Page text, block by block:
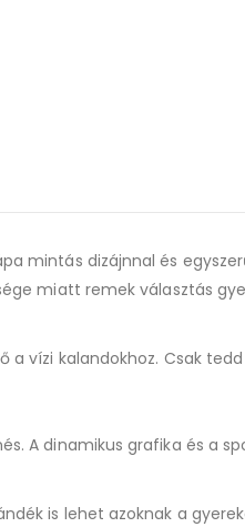
mintás dizájnnal és
miatt remek választás
vízi kalandokhoz. Csak
A dinamikus grafika és a
is lehet azoknak a